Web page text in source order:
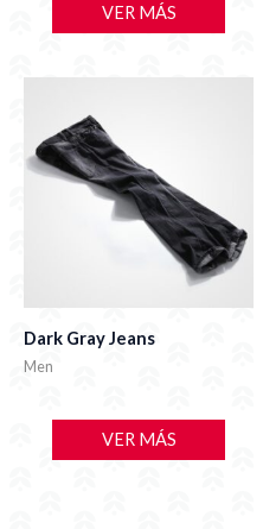
VER MÁS
Dark Gray Jeans
Men
VER MÁS